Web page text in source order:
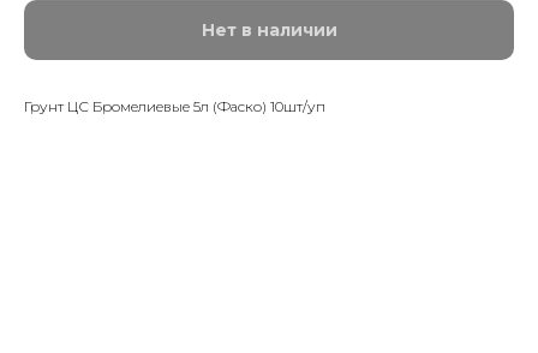
Нет в наличии
Грунт ЦС Бромелиевые 5л (Фаско) 10шт/уп